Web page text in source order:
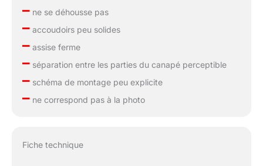
–ne se déhousse pas
–accoudoirs peu solides
–assise ferme
–séparation entre les parties du canapé perceptible
–schéma de montage peu explicite
–ne correspond pas à la photo
Fiche technique